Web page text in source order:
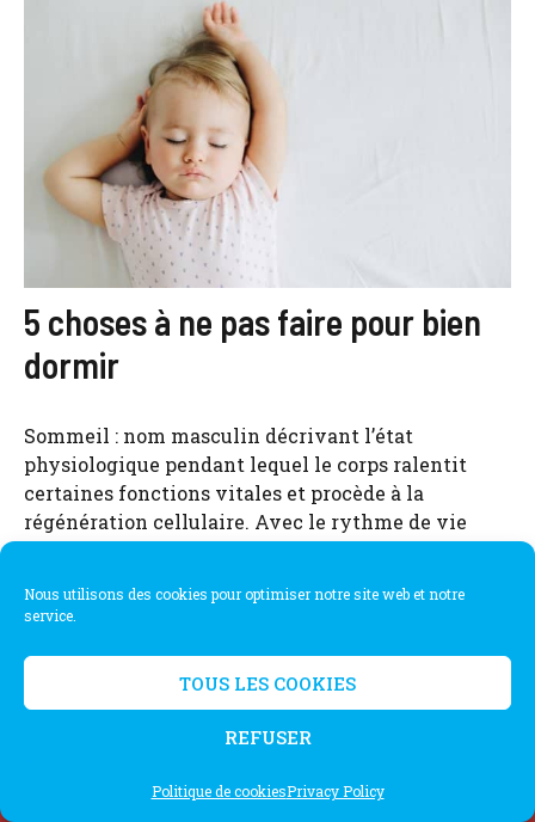
Nous utilisons des cookies pour optimiser notre site web et notre
service.
TOUS LES COOKIES
REFUSER
Politique de cookiesPrivacy Policy
5 choses à ne pas faire pour bien
dormir
Sommeil : nom masculin décrivant l’état
physiologique pendant lequel le corps ralentit
certaines fonctions vitales et procède à la
régénération cellulaire. Avec le rythme de vie
actuel, bien dormir est un luxe auquel certains
inévitablement en journée : irritabilité et baisse de
© 2026 Bien Dormir • Construit avecGeneratePress